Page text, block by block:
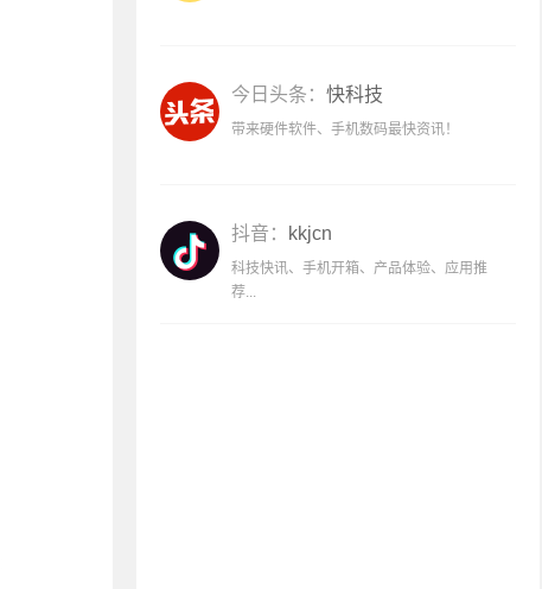
今日头条： 快科技
带来硬件软件、手机数码最快资讯！
抖音： kkjcn
科技快讯、手机开箱、产品体验、应用推
荐...